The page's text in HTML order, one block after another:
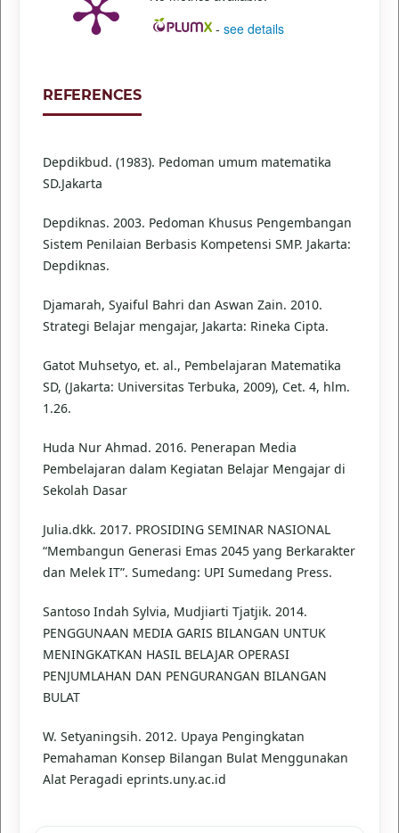
- see details
REFERENCES
Depdikbud. (1983). Pedoman umum matematika
SD.Jakarta
Depdiknas. 2003. Pedoman Khusus Pengembangan
Sistem Penilaian Berbasis Kompetensi SMP. Jakarta:
Depdiknas.
Djamarah, Syaiful Bahri dan Aswan Zain. 2010.
Strategi Belajar mengajar, Jakarta: Rineka Cipta.
Gatot Muhsetyo, et. al., Pembelajaran Matematika
SD, (Jakarta: Universitas Terbuka, 2009), Cet. 4, hlm.
1.26.
Huda Nur Ahmad. 2016. Penerapan Media
Pembelajaran dalam Kegiatan Belajar Mengajar di
Sekolah Dasar
Julia.dkk. 2017. PROSIDING SEMINAR NASIONAL
“Membangun Generasi Emas 2045 yang Berkarakter
dan Melek IT”. Sumedang: UPI Sumedang Press.
Santoso Indah Sylvia, Mudjiarti Tjatjik. 2014.
PENGGUNAAN MEDIA GARIS BILANGAN UNTUK
MENINGKATKAN HASIL BELAJAR OPERASI
PENJUMLAHAN DAN PENGURANGAN BILANGAN
BULAT
W. Setyaningsih. 2012. Upaya Pengingkatan
Pemahaman Konsep Bilangan Bulat Menggunakan
Alat Peragadi eprints.uny.ac.id